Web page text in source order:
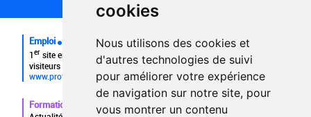
cookies
Nous utilisons des cookies et
d'autres technologies de suivi
pour améliorer votre expérience
de navigation sur notre site, pour
vous montrer un contenu
FAQ
Emploi
1er site emploi du secteur culturel 784.000 visites et 230.000
visiteurs uniques par mois.
www.profilculture.com
Formation